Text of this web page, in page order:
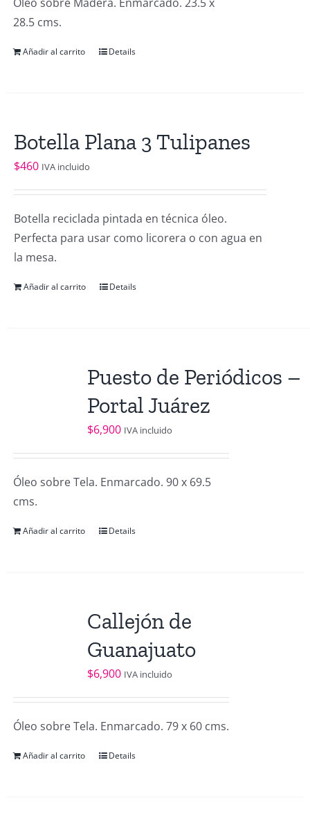
28.5 cms.
Añadir al carrito Details
Botella Plana 3 Tulipanes
$460 IVA incluido
Botella reciclada pintada en técnica óleo.
Perfecta para usar como licorera o con agua en
la mesa.
Añadir al carrito Details
Puesto de Periódicos –
Portal Juárez
$6,900 IVA incluido
Óleo sobre Tela. Enmarcado. 90 x 69.5
cms.
Añadir al carrito Details
Callejón de
Guanajuato
$6,900 IVA incluido
Óleo sobre Tela. Enmarcado. 79 x 60 cms.
Añadir al carrito Details